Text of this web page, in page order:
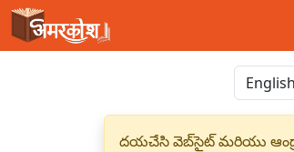
దయచేసి వెబ్‌సైట్ మరియు